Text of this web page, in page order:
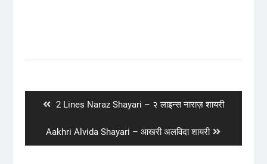
Previous
2 Lines Naraz Shayari – २ लाइन्स नाराज़ शायरी
Next
post:
Aakhri Alvida Shayari – आखरी अलविदा शायरी